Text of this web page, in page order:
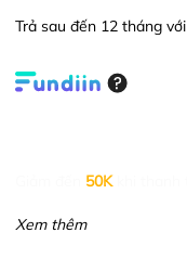
Trả sau đến 12 tháng với
50K
Xem thêm